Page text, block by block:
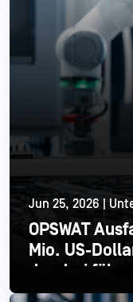
Jun 25, 2026 |
OPSWAT
Mio. US-
der drei
Mehr lesen